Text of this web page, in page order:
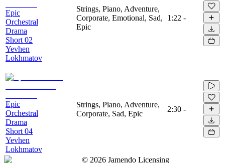
Epic
Orchestral
Drama
Short 02
Yevhen
Lokhmatov
Strings, Piano, Adventure,
Corporate, Emotional, Sad,
Epic
1:22 -
Epic
Orchestral
Drama
Short 04
Yevhen
Lokhmatov
Strings, Piano, Adventure,
Corporate, Sad, Epic
2:30 -
© 2026 Jamendo Licensing